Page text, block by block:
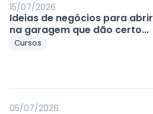
15/07/2026
Ideias de negócios para abrir
na garagem que dão certo...
Cursos
05/07/2026